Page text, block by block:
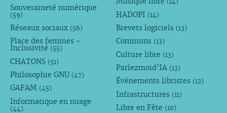
Souveraineté numérique
(59)
Réseaux sociaux (56)
Place des femmes -
Inclusivité (55)
CHATONS (51)
Philosophie GNU (47)
GAFAM (45)
Informatique en nuage
(44)
(14)
HADOPI (14)
Brevets logiciels (13)
Communs (13)
Culture libre (13)
Parlezmoid’IA (13)
Évènements libristes (12)
Infrastructures (11)
Libre en Fête (10)